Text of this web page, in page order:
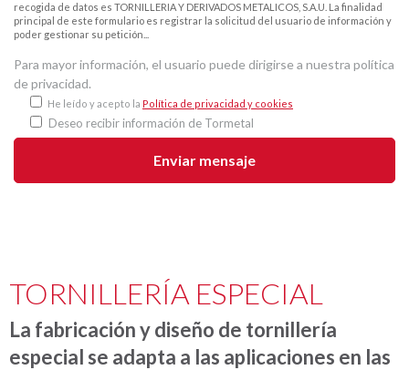
recogida de datos es TORNILLERIA Y DERIVADOS METALICOS, S.A.U. La finalidad
principal de este formulario es registrar la solicitud del usuario de información y
poder gestionar su petición...
Para mayor información, el usuario puede dirigirse a nuestra política
de privacidad.
He leído y acepto la Política de privacidad y cookies
Deseo recibir información de Tormetal
TORNILLERÍA ESPECIAL
La fabricación y diseño de tornillería
especial se adapta a las aplicaciones en las